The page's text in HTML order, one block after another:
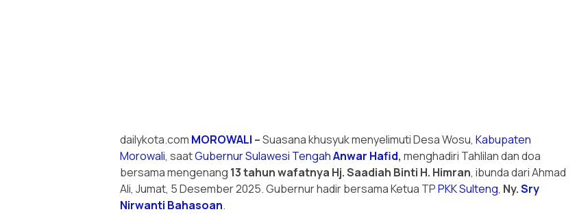
dailykota.com MOROWALI –Suasana khusyuk menyelimuti Desa Wosu, Kabupaten
Morowali, saatGubernurSulawesi TengahAnwar Hafid, menghadiri Tahlilan dan doa
bersama mengenang 13 tahun wafatnya Hj. Saadiah Binti H. Himran, ibunda dari Ahmad
Ali, Jumat, 5 Desember 2025. Gubernur hadir bersama Ketua TPPKKSulteng, Ny.Sry
Nirwanti Bahasoan.